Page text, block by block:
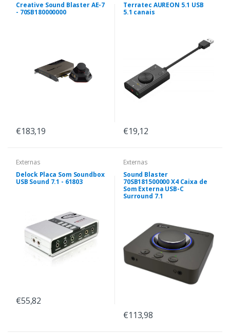
Creative Sound Blaster AE-7
- 70SB180000000
€183,19
Terratec AUREON 5.1 USB
5.1 canais
€19,12
Externas
Delock Placa Som Soundbox
USB Sound 7.1 - 61803
€55,82
Externas
Sound Blaster
70SB181500000 X4 Caixa de
Som Externa USB-C
Surround 7.1
€113,98